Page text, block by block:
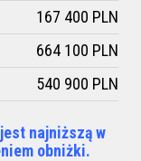
167 400 PLN
664 100 PLN
540 900 PLN
najniższą w
obniżki.